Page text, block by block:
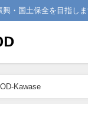
・国土保全を目指しま
Kawase